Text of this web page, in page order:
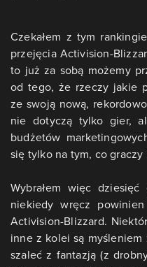
Czekałem z tym
przejęcia Activision-
to już za sobą możemy
od tego, że rzeczy jakie
ze swoją nową,
nie dotyczą tylko gier,
budżetów
się tylko na tym, co
Wybrałem więc
niekiedy wręcz
Activision-Blizzard.
inne z kolei są myśleniem
szaleć z fantazją (z